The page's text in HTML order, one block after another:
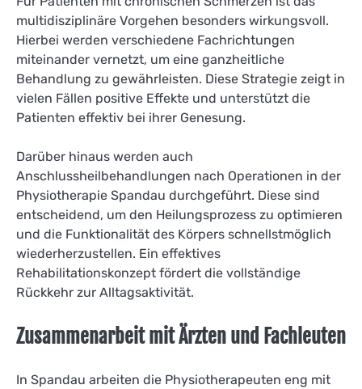
multidisziplinäre Vorgehen besonders wirkungsvoll.
Hierbei werden verschiedene Fachrichtungen
miteinander vernetzt, um eine ganzheitliche
Behandlung zu gewährleisten. Diese Strategie zeigt in
vielen Fällen positive Effekte und unterstützt die
Patienten effektiv bei ihrer Genesung.
Darüber hinaus werden auch
Anschlussheilbehandlungen nach Operationen in der
Physiotherapie Spandau durchgeführt. Diese sind
entscheidend, um den Heilungsprozess zu optimieren
und die Funktionalität des Körpers schnellstmöglich
wiederherzustellen. Ein effektives
Rehabilitationskonzept fördert die vollständige
Rückkehr zur Alltagsaktivität.
Zusammenarbeit mit Ärzten und Fachleuten
In Spandau arbeiten die Physiotherapeuten eng mit